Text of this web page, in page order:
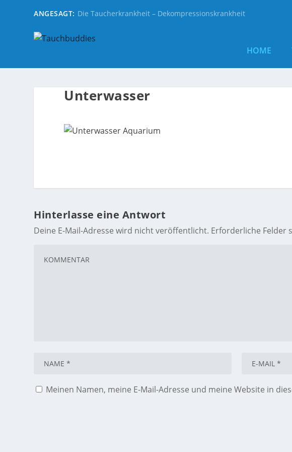
ANGESAGT: Die Taucherkrankheit – Dekompressionskrankheit
HOME
Unterwasser
Hinterlasse eine Antwort
Deine E-Mail-Adresse wird nicht veröffentlicht. Erforderliche Felder
Meinen Namen, meine E-Mail-Adresse und meine Website in